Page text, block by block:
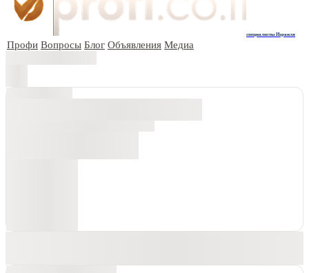
специалисты Израиля
Профи Вопросы Блог Объявления Медиа